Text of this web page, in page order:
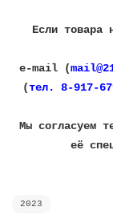
Если товара
e-mail (
(тел. 8-917-
​Мы согласуем
её
2023